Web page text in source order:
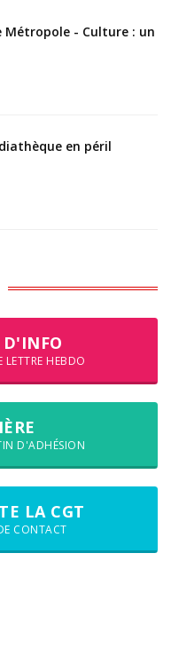
- Culture : un
en péril
D'INFO
LETTRE HEBDO
D'ADHÉSION
LA CGT
CONTACT